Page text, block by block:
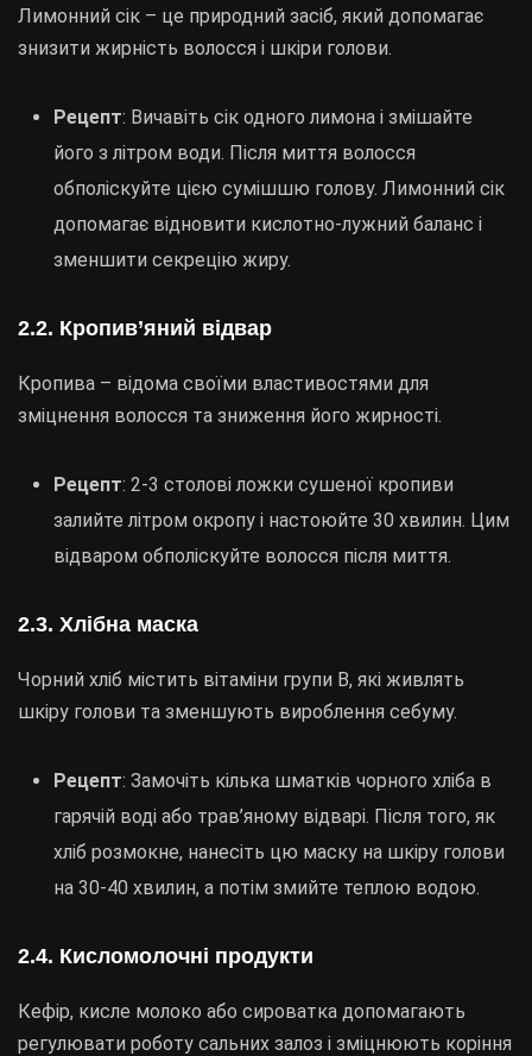
Лимонний сік – це природний засіб, який допомагає
знизити жирність волосся і шкіри голови.
Рецепт: Вичавіть сік одного лимона і змішайте
його з літром води. Після миття волосся
обполіскуйте цією сумішшю голову. Лимонний сік
допомагає відновити кислотно-лужний баланс і
зменшити секрецію жиру.
2.2. Кропив’яний відвар
Кропива – відома своїми властивостями для
зміцнення волосся та зниження його жирності.
Рецепт: 2-3 столові ложки сушеної кропиви
залийте літром окропу і настоюйте 30 хвилин. Цим
відваром обполіскуйте волосся після миття.
2.3. Хлібна маска
Чорний хліб містить вітаміни групи B, які живлять
шкіру голови та зменшують вироблення себуму.
Рецепт: Замочіть кілька шматків чорного хліба в
гарячій воді або трав’яному відварі. Після того, як
хліб розмокне, нанесіть цю маску на шкіру голови
на 30-40 хвилин, а потім змийте теплою водою.
2.4. Кисломолочні продукти
Кефір, кисле молоко або сироватка допомагають
регулювати роботу сальних залоз і зміцнюють коріння